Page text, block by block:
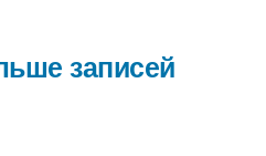
записей